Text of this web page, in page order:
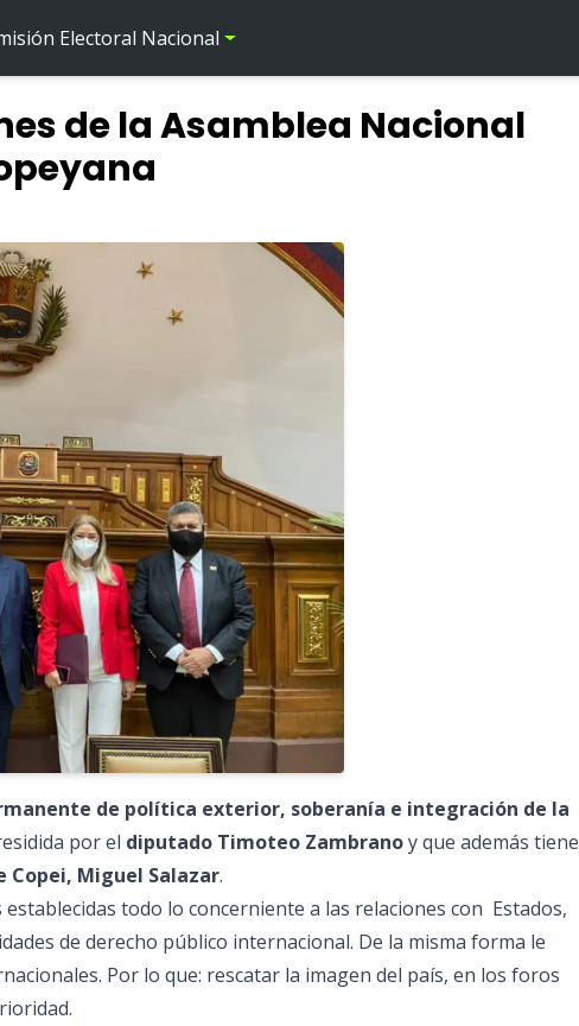
Electoral Nacional
de la Asamblea Nacional
de política exterior, soberanía e integración de la
por el diputado Timoteo Zambranoy que además tiene
Copei, Miguel Salazar.
todo lo concerniente a las relaciones con Estados,
de derecho público internacional. De la misma forma le
Por lo que: rescatar la imagen del país, en los foros